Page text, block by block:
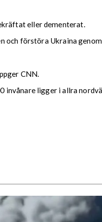
eller dementerat.
förstöra Ukraina
CNN.
ligger i allra